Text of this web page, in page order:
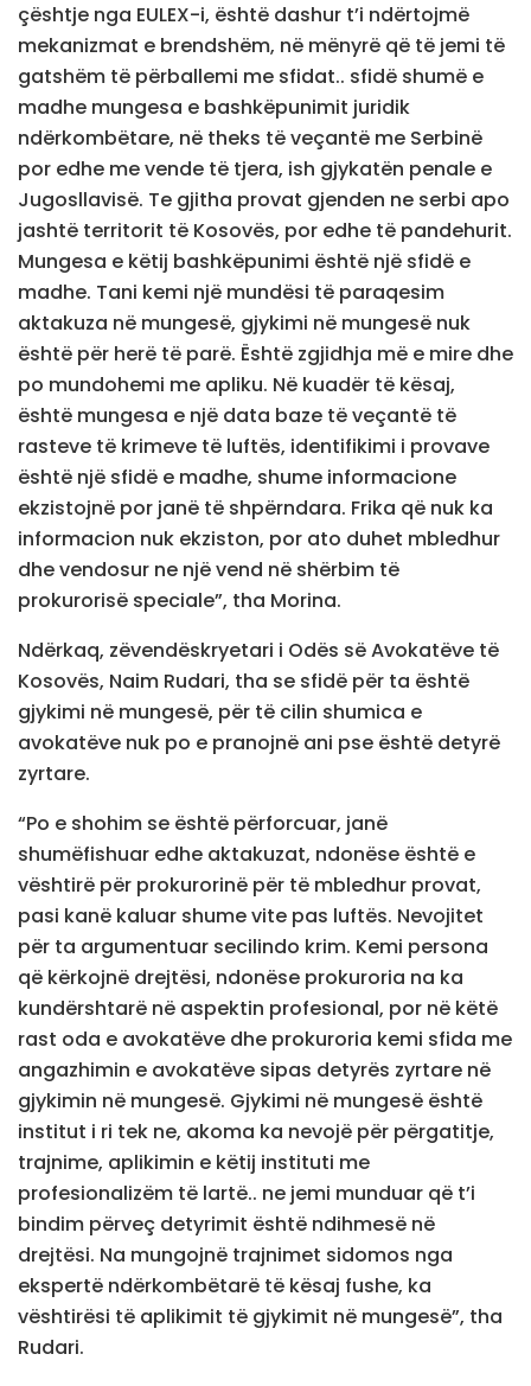
çështje nga EULEX-i, është dashur t’i ndërtojmë
mekanizmat e brendshëm, në mënyrë që të jemi të
gatshëm të përballemi me sfidat.. sfidë shumë e
madhe mungesa e bashkëpunimit juridik
ndërkombëtare, në theks të veçantë me Serbinë
por edhe me vende të tjera, ish gjykatën penale e
Jugosllavisë. Te gjitha provat gjenden ne serbi apo
jashtë territorit të Kosovës, por edhe të pandehurit.
Mungesa e këtij bashkëpunimi është një sfidë e
madhe. Tani kemi një mundësi të paraqesim
aktakuza në mungesë, gjykimi në mungesë nuk
është për herë të parë. Është zgjidhja më e mire dhe
po mundohemi me apliku. Në kuadër të kësaj,
është mungesa e një data baze të veçantë të
rasteve të krimeve të luftës, identifikimi i provave
është një sfidë e madhe, shume informacione
ekzistojnë por janë të shpërndara. Frika që nuk ka
informacion nuk ekziston, por ato duhet mbledhur
dhe vendosur ne një vend në shërbim të
prokurorisë speciale”, tha Morina.
Ndërkaq, zëvendëskryetari i Odës së Avokatëve të
Kosovës, Naim Rudari, tha se sfidë për ta është
gjykimi në mungesë, për të cilin shumica e
avokatëve nuk po e pranojnë ani pse është detyrë
zyrtare.
“Po e shohim se është përforcuar, janë
shumëfishuar edhe aktakuzat, ndonëse është e
vështirë për prokurorinë për të mbledhur provat,
pasi kanë kaluar shume vite pas luftës. Nevojitet
për ta argumentuar secilindo krim. Kemi persona
që kërkojnë drejtësi, ndonëse prokuroria na ka
kundërshtarë në aspektin profesional, por në këtë
rast oda e avokatëve dhe prokuroria kemi sfida me
angazhimin e avokatëve sipas detyrës zyrtare në
gjykimin në mungesë. Gjykimi në mungesë është
institut i ri tek ne, akoma ka nevojë për përgatitje,
trajnime, aplikimin e këtij instituti me
profesionalizëm të lartë.. ne jemi munduar që t’i
bindim përveç detyrimit është ndihmesë në
drejtësi. Na mungojnë trajnimet sidomos nga
ekspertë ndërkombëtarë të kësaj fushe, ka
vështirësi të aplikimit të gjykimit në mungesë”, tha
Rudari.